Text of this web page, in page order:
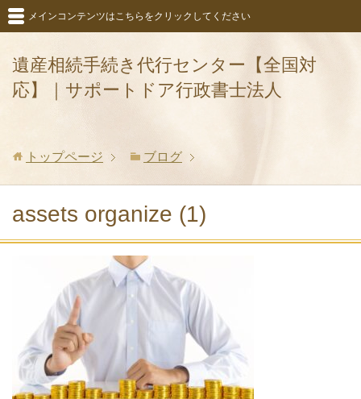
遺産相続手続き代行センター【全国対
応】｜サポートドア行政書士法人
メインコンテンツはこちらをクリックしてください
トップページ ブログ
assets organize (1)